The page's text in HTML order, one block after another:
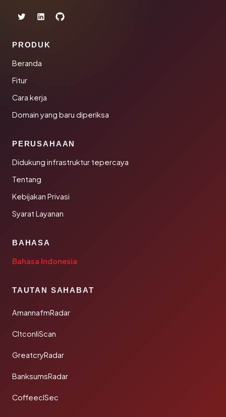
PRODUK
Beranda
Fitur
Cara kerja
Domain yang baru diperiksa
PERUSAHAAN
Didukung infrastruktur tepercaya
Tentang
Kebijakan Privasi
Syarat Layanan
BAHASA
Bahasa Indonesia
TAUTAN SAHABAT
AmannafmRadar
CltconliScan
GreatcryRadar
BanksumsRadar
CoffeeclSec